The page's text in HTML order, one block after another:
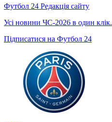
Футбол 24 Редакція сайту
Усі новини ЧС-2026 в один клік.
Підписатися на Футбол 24